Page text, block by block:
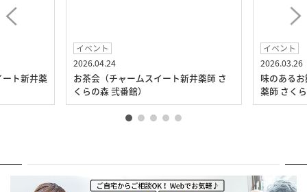
ト新井薬
イベント
2026.04.24
お茶会（チャームスイート新井薬師 さ
くらの森 弐番館）
イベント
2026.03.26
味のある
薬師 さく